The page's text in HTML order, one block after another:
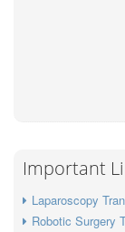
Important
Laparoscopy
Robotic Surgery